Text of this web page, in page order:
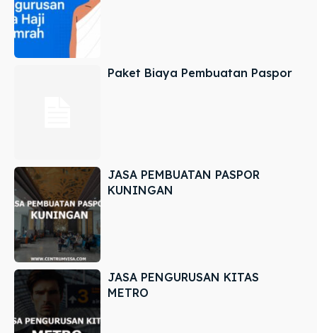
Paket Biaya Pembuatan Paspor
JASA PEMBUATAN PASPOR
KUNINGAN
JASA PENGURUSAN KITAS
METRO